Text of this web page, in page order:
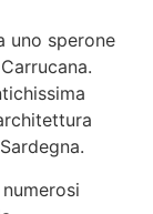
uno sperone